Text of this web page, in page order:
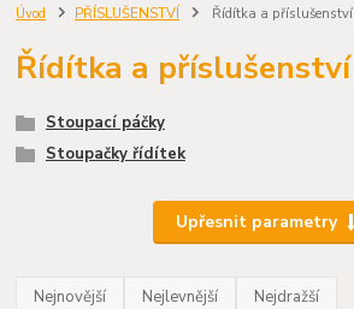
Úvod PŘÍSLUŠENSTVÍ Řídítka a příslušenství
Řídítka a příslušenství
Stoupací páčky
Stoupačky řídítek
Upřesnit parametry
Nejnovější Nejlevnější Nejdražší